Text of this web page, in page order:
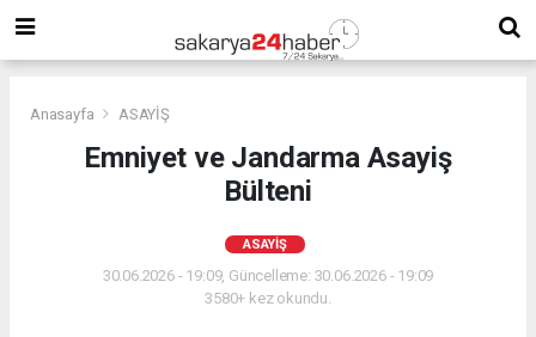
Anasayfa ASAYİŞ
Emniyet ve Jandarma Asayiş
Bülteni
ASAYİŞ
30.06.2026 - 19:09, Güncelleme: 30.06.2026 - 19:09
3580+ kez okundu.